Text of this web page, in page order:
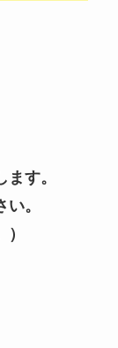
す。
。